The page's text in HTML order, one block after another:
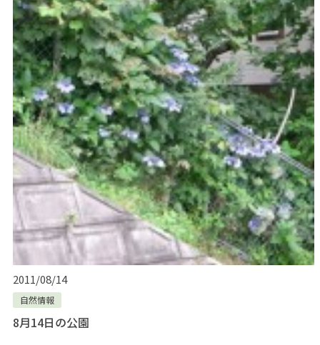
2011/08/14
自然情報
8月14日の公園